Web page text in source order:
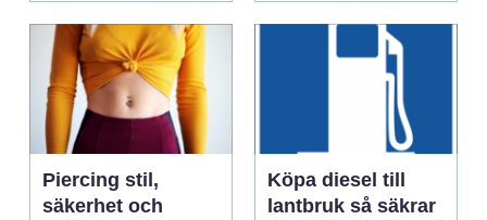
Piercing stil,
säkerhet och
Köpa diesel till
lantbruk så säkrar